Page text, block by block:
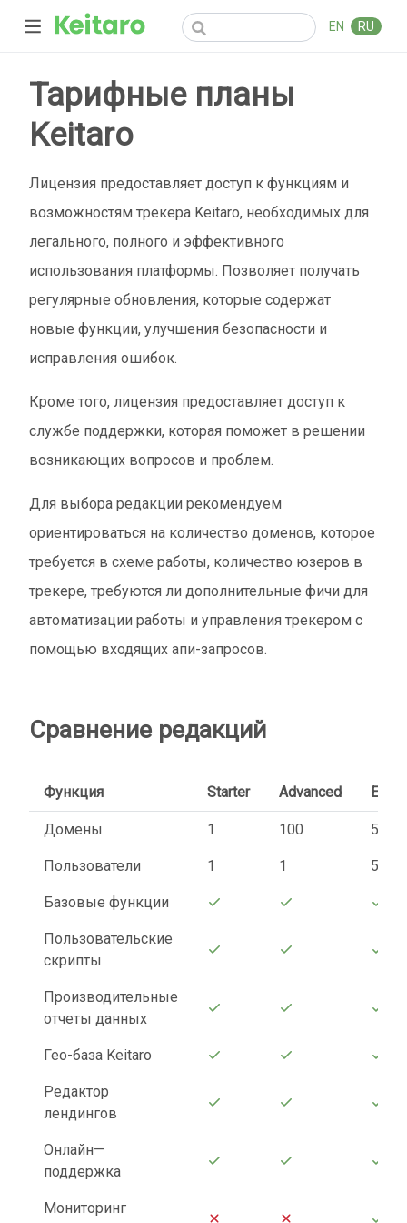
EN RU
Тарифные планы
Keitaro
Лицензия предоставляет доступ к функциям и
возможностям трекера Keitaro, необходимых для
легального, полного и эффективного
использования платформы. Позволяет получать
регулярные обновления, которые содержат
новые функции, улучшения безопасности и
исправления ошибок.
Кроме того, лицензия предоставляет доступ к
службе поддержки, которая поможет в решении
возникающих вопросов и проблем.
Для выбора редакции рекомендуем
ориентироваться на количество доменов, которое
требуется в схеме работы, количество юзеров в
трекере, требуются ли дополнительные фичи для
автоматизации работы и управления трекером с
помощью входящих апи-запросов.
Сравнение редакций
Функция Starter Advanced
Домены 1 100 500
Пользователи 1 1 5
Базовые функции
Пользовательские
скрипты
Производительные
отчеты данных
Гео-база Keitaro
Редактор
лендингов
Онлайн—
поддержка
Мониторинг